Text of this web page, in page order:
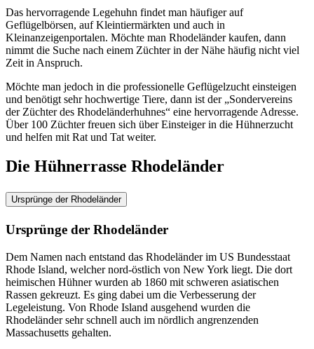
Das hervorragende Legehuhn findet man häufiger auf
Geflügelbörsen, auf Kleintiermärkten und auch in
Kleinanzeigenportalen. Möchte man Rhodeländer kaufen, dann
nimmt die Suche nach einem Züchter in der Nähe häufig nicht viel
Zeit in Anspruch.
Möchte man jedoch in die professionelle Geflügelzucht einsteigen
und benötigt sehr hochwertige Tiere, dann ist der „Sondervereins
der Züchter des Rhodeländerhuhnes“ eine hervorragende Adresse.
Über 100 Züchter freuen sich über Einsteiger in die Hühnerzucht
und helfen mit Rat und Tat weiter.
Die Hühnerrasse Rhodeländer
Ursprünge der Rhodeländer
Ursprünge der Rhodeländer
Dem Namen nach entstand das Rhodeländer im US Bundesstaat
Rhode Island, welcher nord-östlich von New York liegt. Die dort
heimischen Hühner wurden ab 1860 mit schweren asiatischen
Rassen gekreuzt. Es ging dabei um die Verbesserung der
Legeleistung. Von Rhode Island ausgehend wurden die
Rhodeländer sehr schnell auch im nördlich angrenzenden
Massachusetts gehalten.